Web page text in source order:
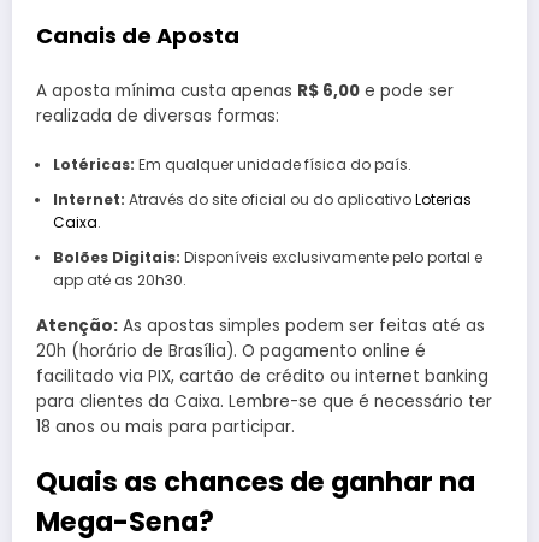
Canais de Aposta
A aposta mínima custa apenas R$ 6,00 e pode ser
realizada de diversas formas:
Lotéricas: Em qualquer unidade física do país.
Internet: Através do site oficial ou do aplicativoLoterias
Caixa.
Bolões Digitais: Disponíveis exclusivamente pelo portal e
app até as 20h30.
Atenção: As apostas simples podem ser feitas até as
20h (horário de Brasília). O pagamento online é
facilitado via PIX, cartão de crédito ou internet banking
para clientes da Caixa. Lembre-se que é necessário ter
18 anos ou mais para participar.
Quais as chances de ganhar na
Mega-Sena?